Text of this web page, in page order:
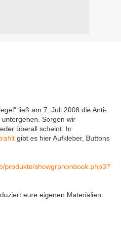
ließ am 7. Juli 2008 die Anti-
Sorgen wir
überall scheint. In
gibt es hier Aufkleber, Buttons
produkte/showgrpnonbook.php3?
eure eigenen Materialien.